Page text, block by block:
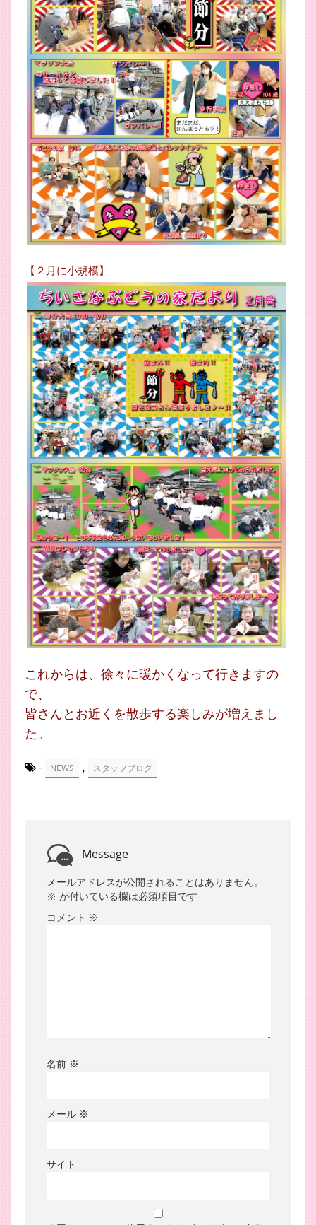
【２月に小規模】
これからは、徐々に暖かくなって行きますの
で、
皆さんとお近くを散歩する楽しみが増えまし
た。
- NEWS , スタッフブログ
Message
メールアドレスが公開されることはありません。
※ が付いている欄は必須項目です
コメント ※
名前 ※
メール ※
サイト